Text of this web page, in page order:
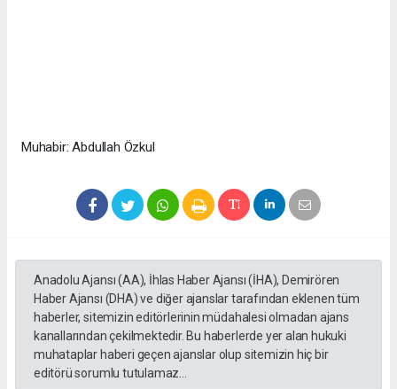
Muhabir: Abdullah Özkul
Anadolu Ajansı (AA), İhlas Haber Ajansı (İHA), Demirören
Haber Ajansı (DHA) ve diğer ajanslar tarafından eklenen tüm
haberler, sitemizin editörlerinin müdahalesi olmadan ajans
kanallarından çekilmektedir. Bu haberlerde yer alan hukuki
muhataplar haberi geçen ajanslar olup sitemizin hiç bir
editörü sorumlu tutulamaz...